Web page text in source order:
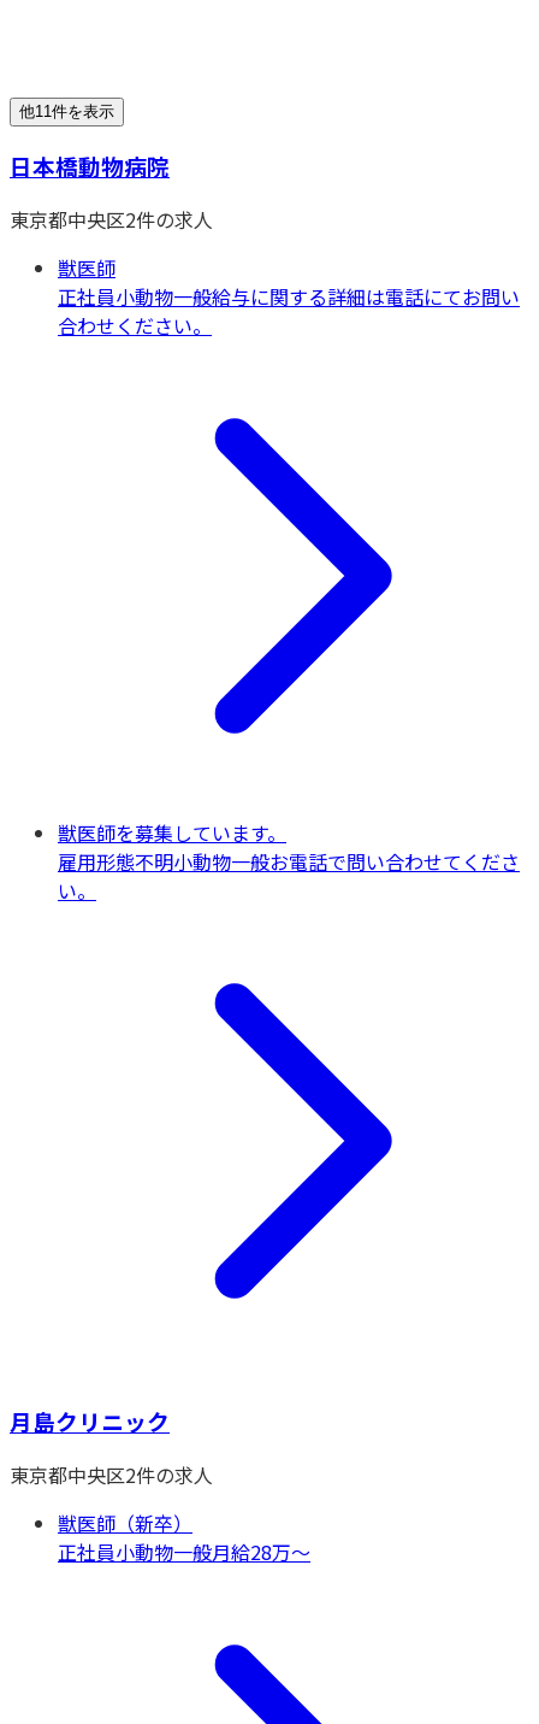
他11件を表示
日本橋動物病院
東京都中央区2件の求人
獣医師
正社員小動物一般給与に関する詳細は電話にてお問い
合わせください。
獣医師を募集しています。
雇用形態不明小動物一般お電話で問い合わせてくださ
い。
月島クリニック
東京都中央区2件の求人
獣医師（新卒）
正社員小動物一般月給28万〜